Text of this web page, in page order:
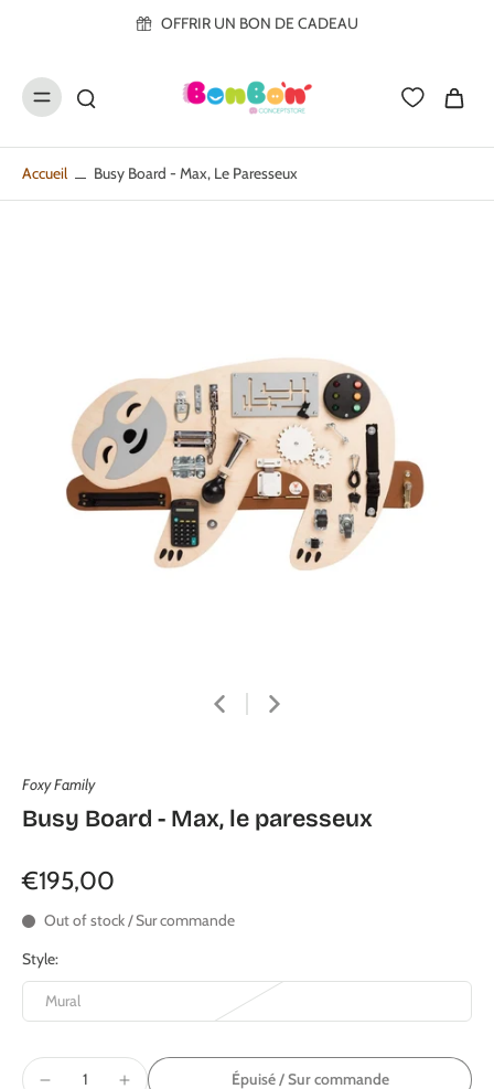
OFFRIR UN BON DE CADEAU
Accueil Busy Board - Max, Le Paresseux
Foxy Family
Busy Board - Max, le paresseux
€195,00
Out of stock / Sur commande
Style:
Mural
Épuisé / Sur commande